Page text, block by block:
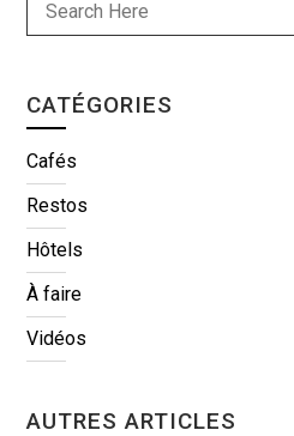
CATÉGORIES
Cafés
Restos
Hôtels
À faire
Vidéos
AUTRES ARTICLES